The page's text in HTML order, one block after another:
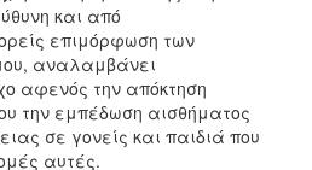
και από
επιμόρφωση των
αναλαμβάνει
αφενός την απόκτηση
την εμπέδωση αισθήματος
σε γονείς και παιδιά που
αυτές.